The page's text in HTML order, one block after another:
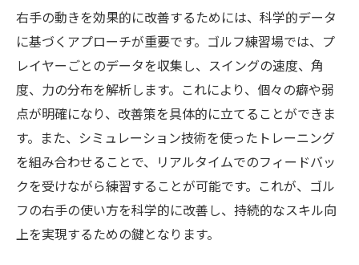
右手の動きを効果的に改善するためには、科学的データ
に基づくアプローチが重要です。ゴルフ練習場では、プ
レイヤーごとのデータを収集し、スイングの速度、角
度、力の分布を解析します。これにより、個々の癖や弱
点が明確になり、改善策を具体的に立てることができま
す。また、シミュレーション技術を使ったトレーニング
を組み合わせることで、リアルタイムでのフィードバッ
クを受けながら練習することが可能です。これが、ゴル
フの右手の使い方を科学的に改善し、持続的なスキル向
上を実現するための鍵となります。